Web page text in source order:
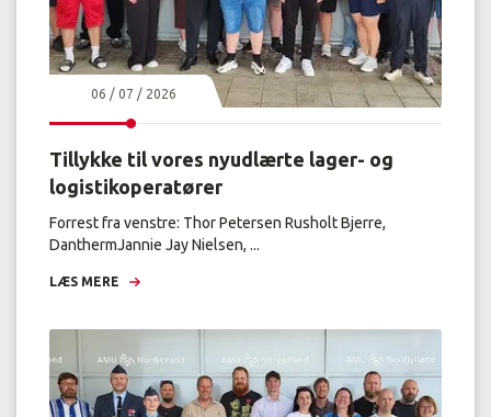
06 / 07 / 2026
Tillykke til vores nyudlærte lager- og
logistikoperatører
Forrest fra venstre: Thor Petersen Rusholt Bjerre,
DanthermJannie Jay Nielsen, ...
LÆS MERE